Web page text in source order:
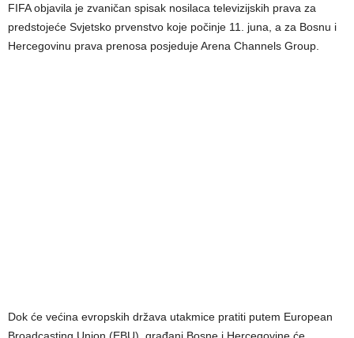
FIFA objavila je zvaničan spisak nosilaca televizijskih prava za
predstojeće Svjetsko prvenstvo koje počinje 11. juna, a za Bosnu i
Hercegovinu prava prenosa posjeduje Arena Channels Group.
Dok će većina evropskih država utakmice pratiti putem European